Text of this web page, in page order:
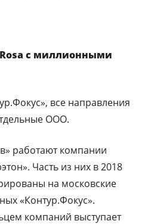
Rosa с миллионными
все направления
ООО.
работают компании
Часть из них в 2018
на московские
«Контур.Фокус».
компаний выступает